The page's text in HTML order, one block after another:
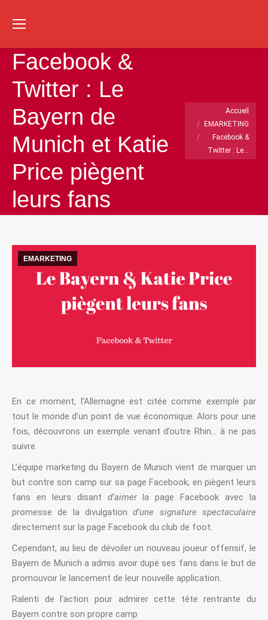
:
Facebook &
Twitter : Le
Bayern de
Munich et Katie
Price piègent
leurs fans
Vous êtes ici :
Accueil
EMARKETING
Facebook &
Twitter : Le…
EMARKETING
En ce moment, l’Allemagne est citée comme exemple par
tout le monde d’un point de vue économique. Alors pour une
fois, découvrons un exemple venant d’outre Rhin… à ne pas
suivre.
L’équipe marketing du Bayern de Munich vient de marquer un
but contre son camp sur sa page Facebook, en piègent leurs
fans en leurs disant d’aimerla page Facebook avec la
promesse de la divulgationd’une signature spectaculaire
directement sur la page Facebook du club de foot.
Cependant, au lieu de dévoiler un nouveau joueur offensif, le
Bayern de Munich a admis avoir dupé ses fans dans le but de
promouvoir le lancement de leur nouvelle application.
Ralenti de l’action pour admirer cette tête rentrante du
Bayern contre son propre camp